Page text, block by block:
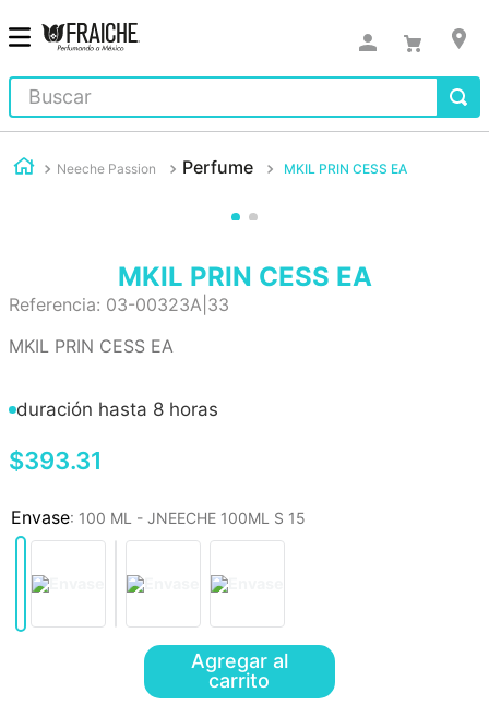
Buscar
Neeche Passion Perfume MKIL PRIN CESS EA
MKIL PRIN CESS EA
Referencia: 03-00323A|33
MKIL PRIN CESS EA
duración hasta 8 horas
$393.31
: 100 ML - JNEECHE 100ML S 15
Agregar al
carrito